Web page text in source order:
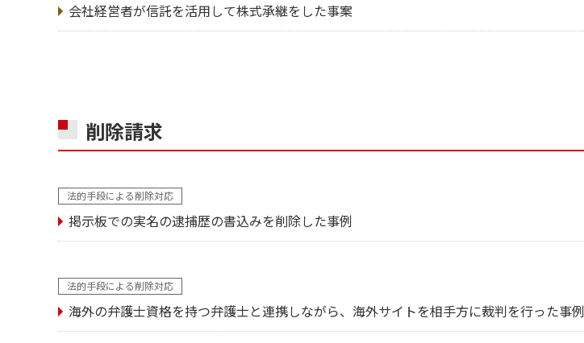
会社経営者が信託を活用して株式承継をした事案
削除請求
法的手段による削除対応
掲示板での実名の逮捕歴の書込みを削除した事例
法的手段による削除対応
海外の弁護士資格を持つ弁護士と連携しながら、海外サイトを相手方に裁判を行った事例